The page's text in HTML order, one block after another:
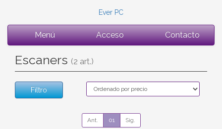
Ever PC
Menú Acceso Contacto
Escaners (2 art.)
Filtro
Ant. 01 Sig.